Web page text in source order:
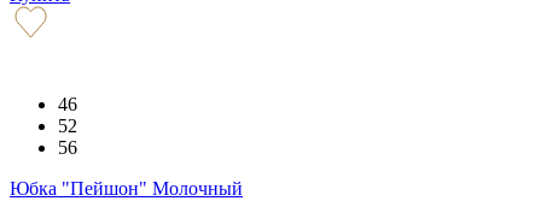
46
52
56
Юбка "Пейшон" Молочный